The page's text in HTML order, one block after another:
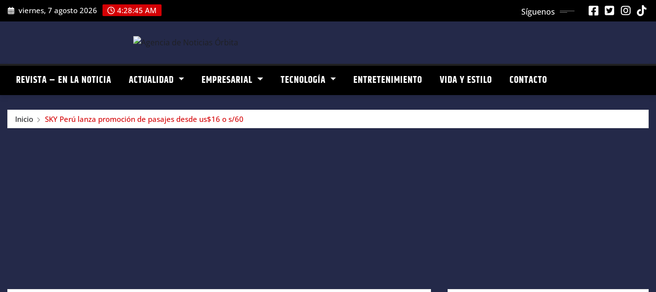
Saltar
al
viernes, 7 agosto 2026 4:28:45 AM Síguenos
REVISTA – EN LA NOTICIA ACTUALIDAD EMPRESARIAL TECNOLOGÍA ENTRETENIMIENTO VIDA Y ESTILO CONTACTO
Inicio SKY Perú lanza promoción de pasajes desde us$16 o s/60